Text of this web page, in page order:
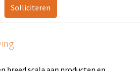
Solliciteren